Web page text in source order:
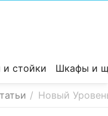
стойки Шкафы и
/ Новый